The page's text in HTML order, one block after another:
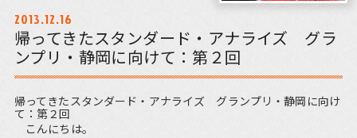
2013.12.16
帰ってきたスタンダード・アナライズ グラ
ンプリ・静岡に向けて：第２回
帰ってきたスタンダード・アナライズ グランプリ・静岡に向け
て：第２回
こんにちは。